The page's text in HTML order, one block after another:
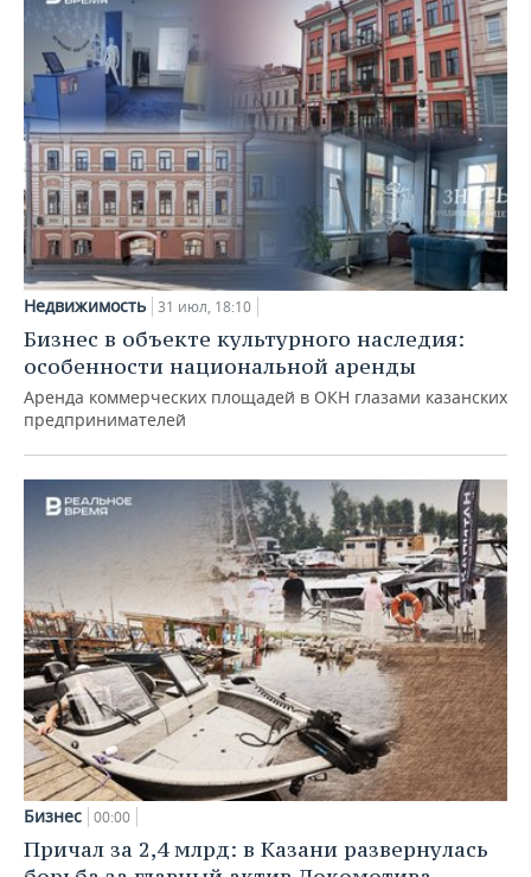
Недвижимость 31 июл, 18:10
Бизнес в объекте культурного наследия:
особенности национальной аренды
Аренда коммерческих площадей в ОКН глазами казанских
предпринимателей
Бизнес 00:00
Причал за 2,4 млрд: в Казани развернулась